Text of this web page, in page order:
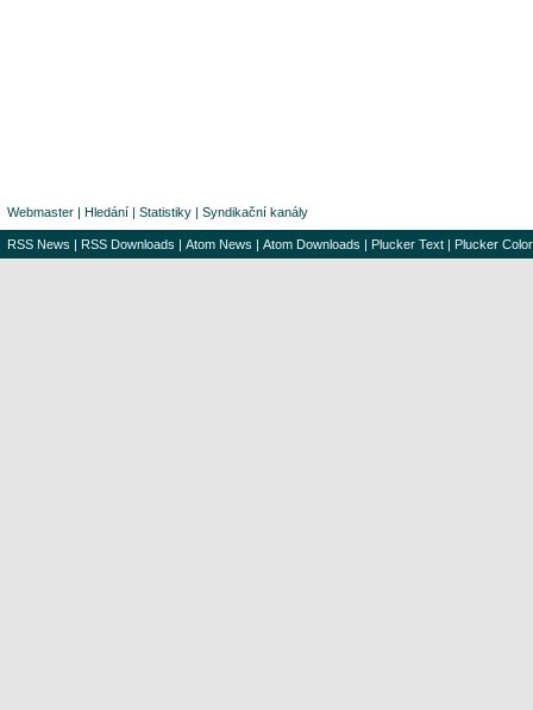
Webmaster | Hledání | Statistiky | Syndikační kanály
RSS News | RSS Downloads | Atom News | Atom Downloads | Plucker Text | Plucker Color